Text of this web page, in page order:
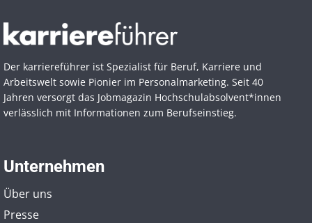
Der karriereführer ist Spezialist für Beruf, Karriere und
Arbeitswelt sowie Pionier im Personal­marketing. Seit 40
Jahren versorgt das Jobmagazin Hochschul­absolvent*innen
verlässlich mit Informationen zum Berufseinstieg.
Unternehmen
Über uns
Presse